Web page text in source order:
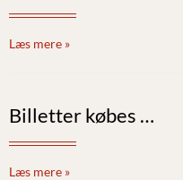
Læs mere »
Billetter købes …
Læs mere »